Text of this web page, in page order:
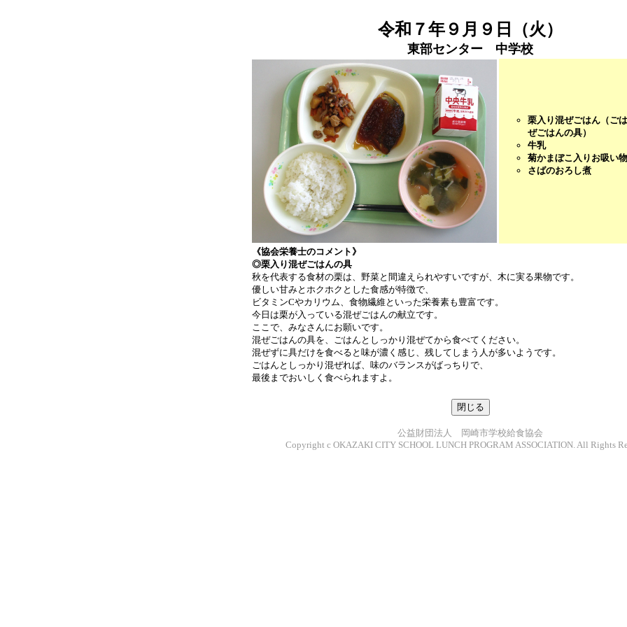
令和７年９月９日（火）
東部センター 中学校
栗入り混ぜごはん（ご
ぜごはんの具）
牛乳
菊かまぼこ入りお吸い物
さばのおろし煮
《協会栄養士のコメント》
◎栗入り混ぜごはんの具
秋を代表する食材の栗は、野菜と間違えられやすいですが、木に実る果物です。
優しい甘みとホクホクとした食感が特徴で、
ビタミンCやカリウム、食物繊維といった栄養素も豊富です。
今日は栗が入っている混ぜごはんの献立です。
ここで、みなさんにお願いです。
混ぜごはんの具を、ごはんとしっかり混ぜてから食べてください。
混ぜずに具だけを食べると味が濃く感じ、残してしまう人が多いようです。
ごはんとしっかり混ぜれば、味のバランスがばっちりで、
最後までおいしく食べられますよ。
公益財団法人 岡崎市学校給食協会
Copyright c OKAZAKI CITY SCHOOL LUNCH PROGRAM ASSOCIATION. All Rights